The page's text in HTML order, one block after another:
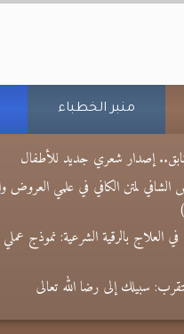
منبر الخطباء
إصدار شعري جديد للأطفال
الشافي لمتن الكافي في علمي العروض
في العلاج بالرقية الشرعية: نموذج
سبيلك إلى رضا الله تعالى